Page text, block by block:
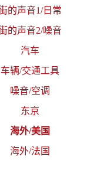
的声音1/日常
的声音2/噪音
汽车
车辆/交通工具
噪音/空调
东京
海外/美国
海外/法国